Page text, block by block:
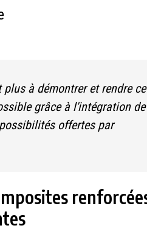
à démontrer et rendre ce
grâce à l'intégration de
offertes par